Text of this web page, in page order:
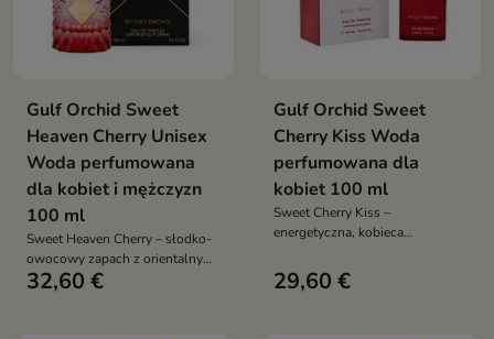
Gulf Orchid Sweet
Heaven Cherry Unisex
Woda perfumowana
dla kobiet i mężczyzn
100 ml
Sweet Heaven Cherry – słodko-
owocowy zapach z orientalnym
akcentem: wiśnia i mandarynka z
32,60 €
Gulf Orchid Sweet
Cherry Kiss Woda
perfumowana dla
kobiet 100 ml
Sweet Cherry Kiss –
energetyczna, kobieca
malina z akcentem bergamotki,
pudrowe serce z heliotropem,
29,60 €